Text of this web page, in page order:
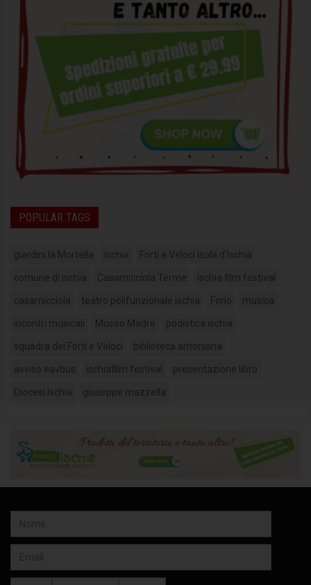
POPULAR TAGS
giardini la Mortella ischia Forti e Veloci Isola d'Ischia
comune di ischia Casamicciola Terme ischia film festival
casamicciola teatro polifunzionale ischia Forio musica
incontri musicali Museo Madre podistica ischia
squadra dei Forti e Veloci biblioteca antoniana
avviso eavbus ischiafilm festival presentazione libro
Diocesi Ischia giuseppe mazzella